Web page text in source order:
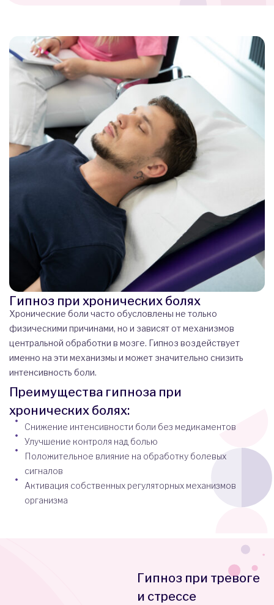
Гипноз при хронических болях
Хронические боли часто обусловлены не только
физическими причинами, но и зависят от механизмов
центральной обработки в мозге. Гипноз воздействует
именно на эти механизмы и может значительно снизить
интенсивность боли.
Преимущества гипноза при
хронических болях:
Снижение интенсивности боли без медикаментов
Улучшение контроля над болью
Положительное влияние на обработку болевых
сигналов
Активация собственных регуляторных механизмов
организма
Гипноз при тревоге
и стрессе